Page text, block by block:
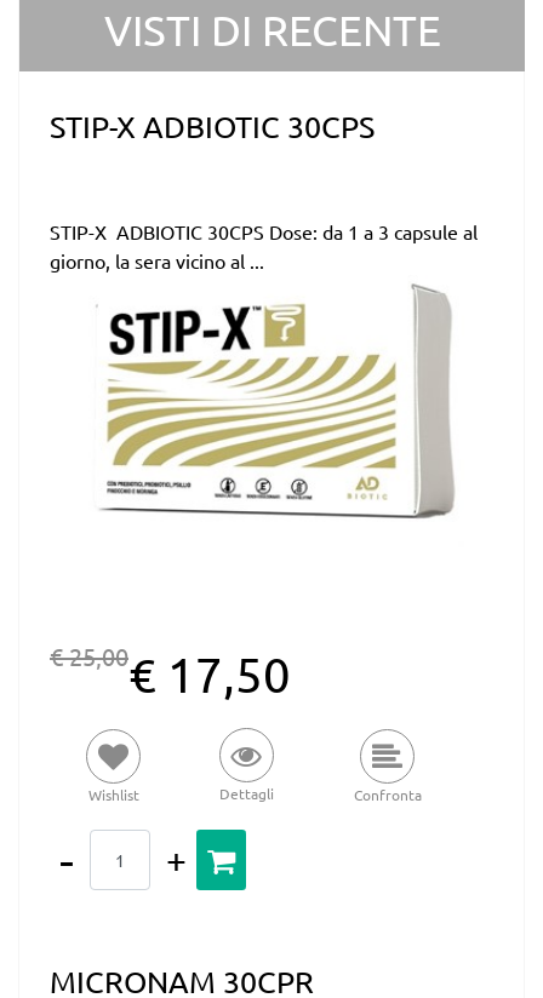
VISTI DI RECENTE
STIP-X ADBIOTIC 30CPS
STIP-X ADBIOTIC 30CPS Dose: da 1 a 3 capsule al
giorno, la sera vicino al ...
€ 25,00€ 17,50
Wishlist Dettagli Confronta
MICRONAM 30CPR